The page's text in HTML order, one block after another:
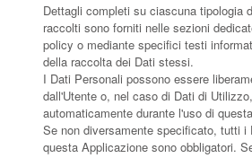
Dettagli completi su ciascuna tipologia
raccolti sono forniti nelle sezioni
policy o mediante specifici testi
della raccolta dei Dati stessi.
I Dati Personali possono essere
dall'Utente o, nel caso di Dati di
automaticamente durante l'uso di
Se non diversamente specificato, tutti i
questa Applicazione sono obbligatori.